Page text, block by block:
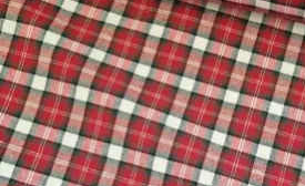
Tijdpakker stof